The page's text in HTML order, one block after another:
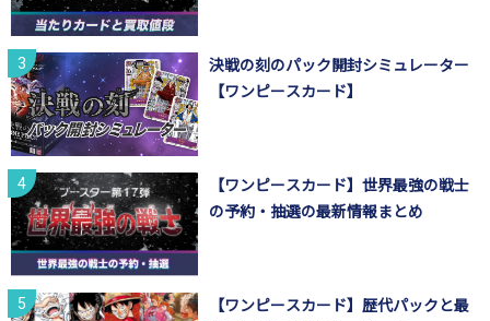
決戦の刻のパック開封シミュレーター
【ワンピースカード】
【ワンピースカード】世界最強の戦士
の予約・抽選の最新情報まとめ
【ワンピースカード】歴代パックと最